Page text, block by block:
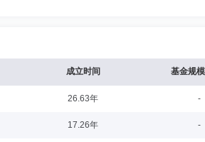
成立时间 基金规
26.63年 -
17.26年 -